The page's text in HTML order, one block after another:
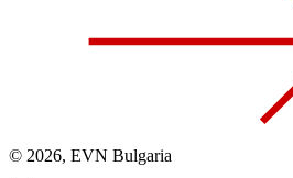
© 2026, EVN Bulgaria